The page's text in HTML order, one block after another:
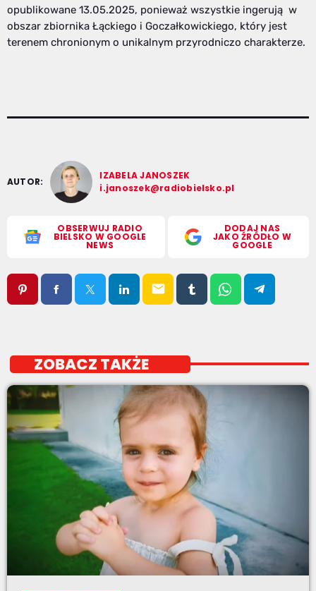
opublikowane 13.05.2025, ponieważ wszystkie ingerują w
obszar zbiornika Łąckiego i Goczałkowickiego, który jest
terenem chronionym o unikalnym przyrodniczo charakterze.
AUTOR:
IZABELA JANOSZEK
i.janoszek@radiobielsko.pl
OBSERWUJ RADIO
BIELSKO W GOOGLE
NEWS
DODAJ NAS
JAKO ŹRÓDŁO W
GOOGLE
email
ZOBACZ TAKŻE